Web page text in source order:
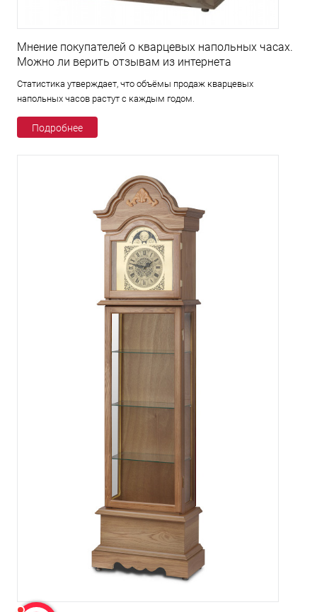
Мнение покупателей о кварцевых напольных часах.
Можно ли верить отзывам из интернета
Статистика утверждает, что объёмы продаж кварцевых
напольных часов растут с каждым годом.
Подробнее